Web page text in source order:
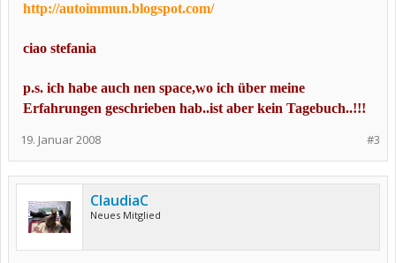
http://autoimmun.blogspot.com/
ciao stefania
p.s. ich habe auch nen space,wo ich über meine
Erfahrungen geschrieben hab..ist aber kein Tagebuch..!!!
#3
19. Januar 2008
ClaudiaC
Neues Mitglied